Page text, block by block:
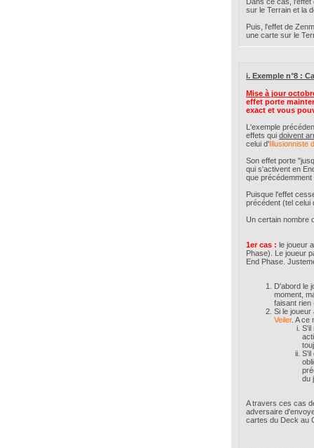
sur le Terrain et la
Puis, l'effet de
une carte sur le
i. Exemple n°8 :
Mise à jour
effet porte
exact et vous
L'exemple
effets qui doivent
celui d'Illusionniste
Son effet porte
qui s'activent en
que
Puisque l'effet
précédent (tel celui
Un certain nombre
1er cas : le joueur
Phase). Le joueur
End Phase.
D'abord le
moment,
faisant rien
Si le joueur
Veiler. A ce
S'il
S'il
du
A travers ces cas
adversaire
cartes du Deck au